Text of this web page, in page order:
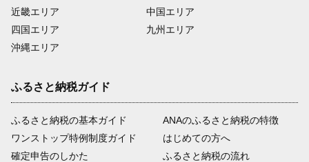
近畿エリア
四国エリア
沖縄エリア
中国エリア
九州エリア
ふるさと納税ガイド
ふるさと納税の基本ガイド
ワンストップ特例制度ガイド
確定申告のしかた
ANAのふるさと納税の特徴
はじめての方へ
ふるさと納税の流れ